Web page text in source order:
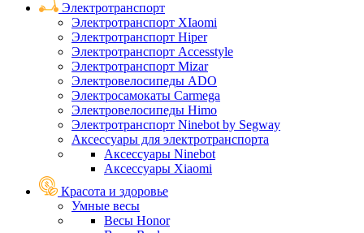
Электротранспорт
Электротранспорт XIaomi
Электротранспорт Hiper
Электротранспорт Accesstyle
Электротранспорт Mizar
Электровелосипеды ADO
Электросамокаты Carmega
Электровелосипеды Himo
Электротранспорт Ninebot by Segway
Аксессуары для электротранспорта
Аксессуары Ninebot
Аксессуары Xiaomi
Красота и здоровье
Умные весы
Весы Honor